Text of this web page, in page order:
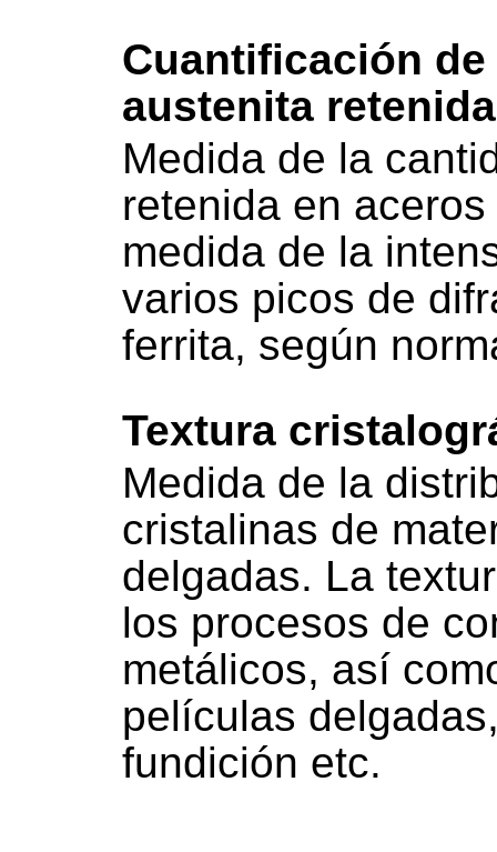
Cuantificación
austenita
Medida de la
retenida en
medida de la
varios picos de
ferrita, según
Textura
Medida de la
cristalinas de
delgadas. La
los procesos de
metálicos, así
películas
fundición etc.